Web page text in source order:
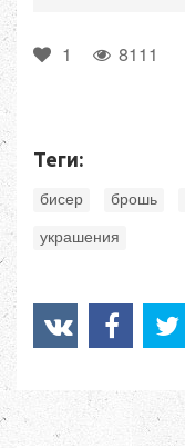
1 8111
Теги:
бисер брошь
украшения